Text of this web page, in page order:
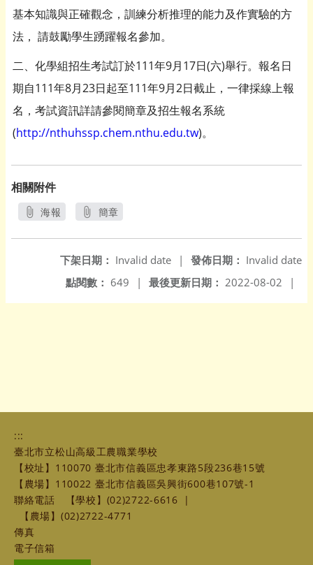
基本知識與正確觀念，訓練分析推理的能力及作實驗的方
法， 請鼓勵學生踴躍報名參加。
二、化學組招生考試訂於111年9月17日(六)舉行。報名日
期自111年8月23日起至111年9月2日截止，一律採線上報
名，考試資訊詳請參閱簡章及招生報名系統
(http://nthuhssp.chem.nthu.edu.tw)。
相關附件
海報
簡章
發佈日期： Invalid date
下架日期： Invalid date
|
最後更新日期： 2022-08-02 |
點閱數： 649 |
:::
臺北市立松山高級工農職業學校
【校址】110070 臺北市信義區忠孝東路5段236巷15號
【農場】110022 臺北市信義區吳興街600巷107號-1
聯絡電話
【學校】(02)2722-6616
|
【農場】(02)2722-4771
傳真
電子信箱